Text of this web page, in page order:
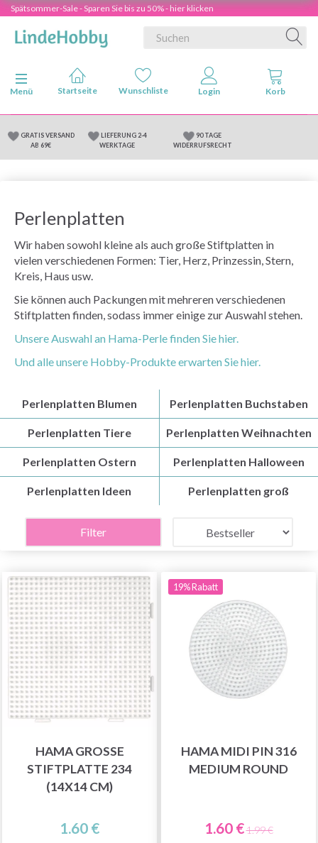
Spätsommer-Sale - Sparen Sie bis zu 50% - hier klicken
Anzeige ändern
Menü
GRATIS VERSAND
AB 69€
LIEFERUNG 2-4
WERKTAGE
90 TAGE
WIDERRUFSRECHT
Perlenplatten
Wir haben sowohl kleine als auch große Stiftplatten in
vielen verschiedenen Formen: Tier, Herz, Prinzessin, Stern,
Kreis, Haus usw.
Sie können auch Packungen mit mehreren verschiedenen
Stiftplatten finden, sodass immer einige zur Auswahl stehen.
Unsere Auswahl an Hama-Perle finden Sie hier.
Und alle unsere Hobby-Produkte erwarten Sie hier.
Perlenplatten Blumen Perlenplatten Buchstaben
Perlenplatten Tiere Perlenplatten Weihnachten
Perlenplatten Ostern Perlenplatten Halloween
Perlenplatten Ideen Perlenplatten groß
Filter
HAMA GROSSE S
TIFTPLATTE 234 (
14X14 CM)
1.60 €
19% Rabatt
HAMA MIDI PIN 316
MEDIUM ROUND
1.60 €1.99 €